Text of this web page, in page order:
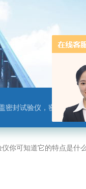
，拉力机，抗压机，热封试验仪，摩擦系数仪
你可知道它的特点是什